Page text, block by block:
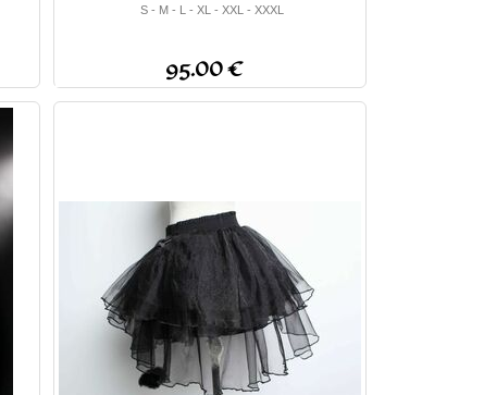
S - M - L - XL - XXL - XXXL
95.00 €